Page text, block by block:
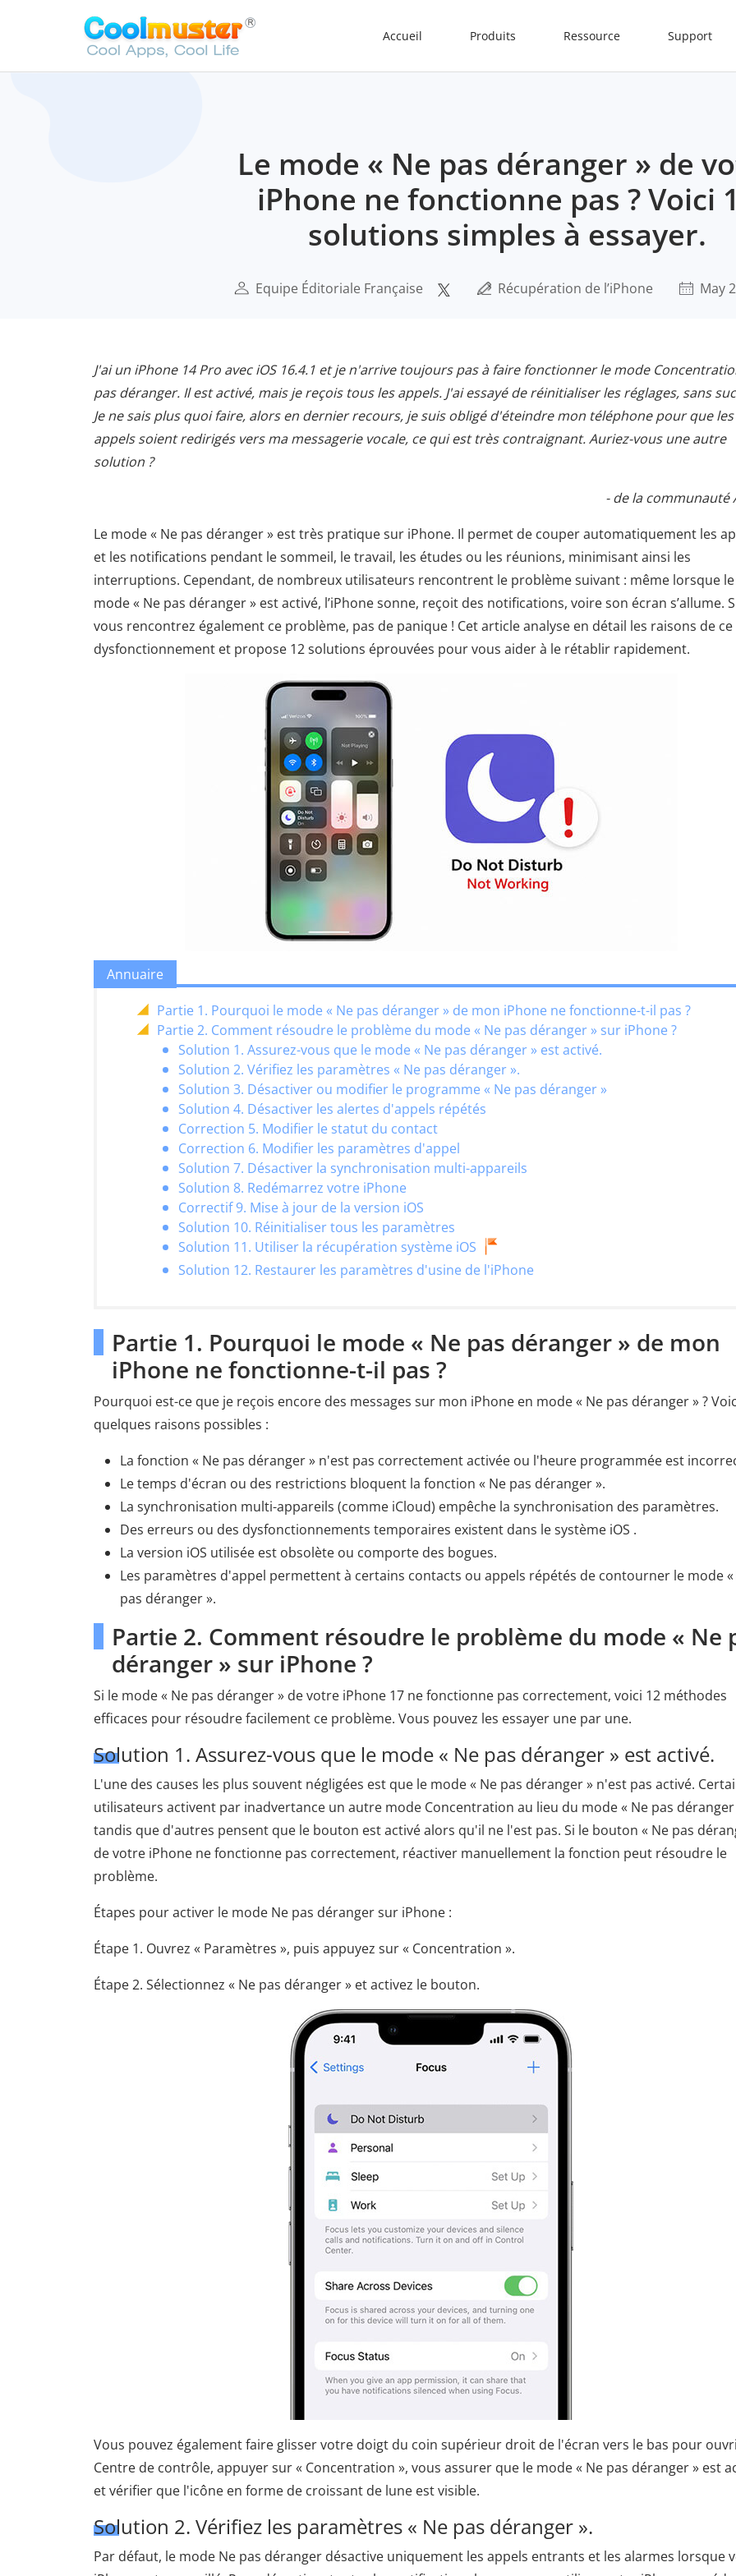
Accueil Produits Ressource Support
Le mode « Ne pas déranger » de
iPhone ne fonctionne pas ? Voici
solutions simples à essayer.
Equipe Éditoriale Française Récupération de l’iPhone May
J'ai un iPhone 14 Pro avec iOS 16.4.1 et je n'arrive toujours pas à faire fonctionner le mode
pas déranger. Il est activé, mais je reçois tous les appels. J'ai essayé de réinitialiser les réglages, sans
Je ne sais plus quoi faire, alors en dernier recours, je suis obligé d'éteindre mon téléphone pour que les
appels soient redirigés vers ma messagerie vocale, ce qui est très contraignant. Auriez-vous une autre
solution ?
- de la communauté
Le mode « Ne pas déranger » est très pratique sur iPhone. Il permet de couper automatiquement les
et les notifications pendant le sommeil, le travail, les études ou les réunions, minimisant ainsi les
interruptions. Cependant, de nombreux utilisateurs rencontrent le problème suivant : même lorsque le
mode « Ne pas déranger » est activé, l’iPhone sonne, reçoit des notifications, voire son écran s’allume.
vous rencontrez également ce problème, pas de panique ! Cet article analyse en détail les raisons de ce
dysfonctionnement et propose 12 solutions éprouvées pour vous aider à le rétablir rapidement.
Annuaire
Partie 1. Pourquoi le mode « Ne pas déranger » de mon iPhone ne fonctionne-t-il pas ?
Partie 2. Comment résoudre le problème du mode « Ne pas déranger » sur iPhone ?
Solution 1. Assurez-vous que le mode « Ne pas déranger » est activé.
Solution 2. Vérifiez les paramètres « Ne pas déranger ».
Solution 3. Désactiver ou modifier le programme « Ne pas déranger »
Solution 4. Désactiver les alertes d'appels répétés
Correction 5. Modifier le statut du contact
Correction 6. Modifier les paramètres d'appel
Solution 7. Désactiver la synchronisation multi-appareils
Solution 8. Redémarrez votre iPhone
Correctif 9. Mise à jour de la version iOS
Solution 10. Réinitialiser tous les paramètres
Solution 11. Utiliser la récupération système iOS
Solution 12. Restaurer les paramètres d'usine de l'iPhone
Partie 1. Pourquoi le mode « Ne pas déranger » de mon
iPhone ne fonctionne-t-il pas ?
Pourquoi est-ce que je reçois encore des messages sur mon iPhone en mode « Ne pas déranger » ?
quelques raisons possibles :
La fonction « Ne pas déranger » n'est pas correctement activée ou l'heure programmée est
Le temps d'écran ou des restrictions bloquent la fonction « Ne pas déranger ».
La synchronisation multi-appareils (comme iCloud) empêche la synchronisation des paramètres.
Des erreurs ou des dysfonctionnements temporaires existent dans le système iOS .
La version iOS utilisée est obsolète ou comporte des bogues.
Les paramètres d'appel permettent à certains contacts ou appels répétés de contourner le mode «
pas déranger ».
Partie 2. Comment résoudre le problème du mode « Ne
déranger » sur iPhone ?
Si le mode « Ne pas déranger » de votre iPhone 17 ne fonctionne pas correctement, voici 12 méthodes
efficaces pour résoudre facilement ce problème. Vous pouvez les essayer une par une.
Solution 1. Assurez-vous que le mode « Ne pas déranger » est activé.
L'une des causes les plus souvent négligées est que le mode « Ne pas déranger » n'est pas activé.
utilisateurs activent par inadvertance un autre mode Concentration au lieu du mode « Ne pas déranger
tandis que d'autres pensent que le bouton est activé alors qu'il ne l'est pas. Si le bouton « Ne pas
de votre iPhone ne fonctionne pas correctement, réactiver manuellement la fonction peut résoudre le
problème.
Étapes pour activer le mode Ne pas déranger sur iPhone :
Étape 1. Ouvrez « Paramètres », puis appuyez sur « Concentration ».
Étape 2. Sélectionnez « Ne pas déranger » et activez le bouton.
Vous pouvez également faire glisser votre doigt du coin supérieur droit de l'écran vers le bas pour
Centre de contrôle, appuyer sur « Concentration », vous assurer que le mode « Ne pas déranger » est
et vérifier que l'icône en forme de croissant de lune est visible.
Solution 2. Vérifiez les paramètres « Ne pas déranger ».
Par défaut, le mode Ne pas déranger désactive uniquement les appels entrants et les alarmes lorsque